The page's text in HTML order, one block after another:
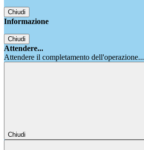
Chiudi
Informazione
Chiudi
Attendere...
Attendere il completamento dell'operazione...
Chiudi